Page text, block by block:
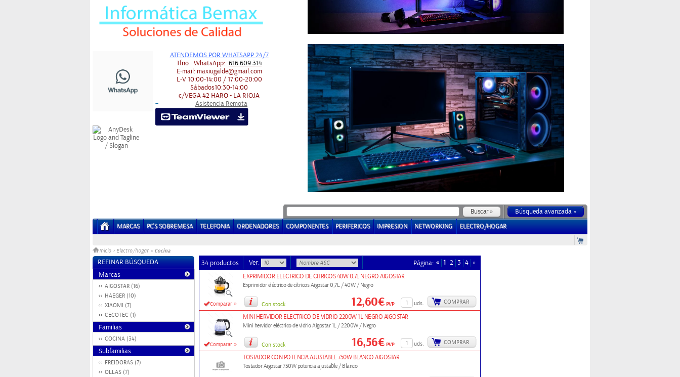
ATENDEMOS POR WHATSAPP 24/7
Tfno - WhatsApp: 616 609 314
E-mail:maxiugalde@gmail.com
L-V10:00-14:00 / 17:00-20:00
Sábados10:30-14:00
c/VEGA 42 HARO - LA RIOJA
-- Asistencia Remota
Búsqueda avanzada »
MARCAS PC'S SOBREMESA TELEFONIA ORDENADORES COMPONENTES PERIFERICOS IMPRESION NETWORKING ELECTRO/HOGAR
Inicio > Electro/hogar » Cocina
REFINAR BÚSQUEDA
Marcas
AIGOSTAR (16)
HAEGER (10)
XIAOMI (7)
CECOTEC (1)
Familias
COCINA (34)
Subfamilias
FREIDORAS (7)
OLLAS (7)
34 productos Ver: Página: « 1 2 3 4 »
Comparar »
EXPRIMIDOR ELECTRICO DE CITRICOS 40W 0.7L NEGRO AIGOSTAR
Exprimidor eléctrico de cítricos Aigostar 0,7L / 40W / Negro
Con stock uds. COMPRAR
12,60€PVP
Comparar »
MINI HERVIDOR ELECTRICO DE VIDRIO 2200W 1L NEGRO AIGOSTAR
Mini hervidor eléctrico de vidrio Aigostar 1L / 2200W / Negro
Con stock uds. COMPRAR
16,56€PVP
TOSTADOR CON POTENCIA AJUSTABLE 750W BLANCO AIGOSTAR
Tostador Aigostar 750W potencia ajustable / Blanco